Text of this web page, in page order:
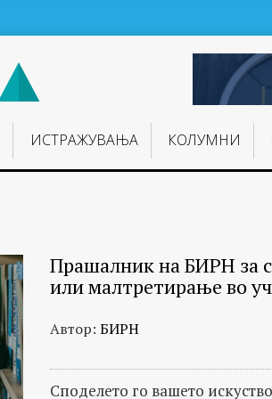
ИСТРАЖУВАЊA КОЛУМНИ
Прашалник на БИРН за
или малтретирање во
Автор: БИРН
Споделето го вашето искуство